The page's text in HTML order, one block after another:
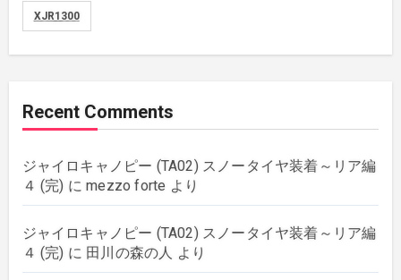
movies
plants
rebuilding (6)
wordpress
XJR1300
Recent Comments
ジャイロキャノピー (TA02) スノータイヤ装着～リア編
４ (完) にmezzo forte より
ジャイロキャノピー (TA02) スノータイヤ装着～リア編
４ (完) に 田川の森の人 より